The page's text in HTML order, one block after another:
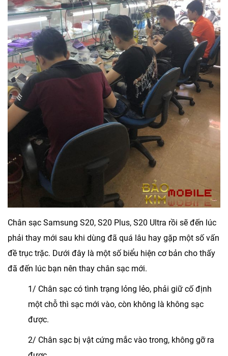
Chân sạc Samsung S20, S20 Plus, S20 Ultra rồi sẽ đến lúc
phải thay mới sau khi dùng đã quá lâu hay gặp một số vấn
đề trục trặc. Dưới đây là một số biểu hiện cơ bản cho thấy
đã đến lúc bạn nên thay chân sạc mới.
1/ Chân sạc có tình trạng lỏng lẻo, phải giữ cố định
một chỗ thì sạc mới vào, còn không là không sạc
được.
2/ Chân sạc bị vật cứng mắc vào trong, không gỡ ra